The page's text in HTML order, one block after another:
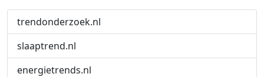
trendonderzoek.nl
slaaptrend.nl
energietrends.nl